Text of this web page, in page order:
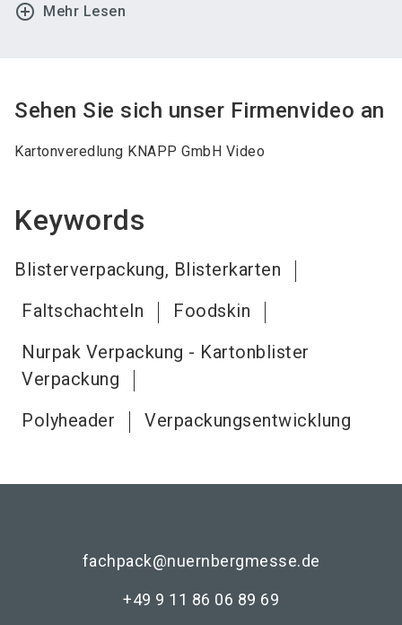
add_circle_outline Mehr Lesen
Sehen Sie sich unser Firmenvideo an
Kartonveredlung KNAPP GmbH Video
Keywords
Blisterverpackung, Blisterkarten
Faltschachteln
Foodskin
Nurpak Verpackung - Kartonblister
Verpackung
Polyheader
Verpackungsentwicklung
fachpack@nuernbergmesse.de
+49 9 11 86 06 89 69